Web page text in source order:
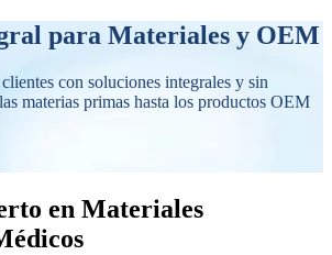
para Materiales y OEM
con soluciones integrales y sin
materias primas hasta los productos OEM
en Materiales